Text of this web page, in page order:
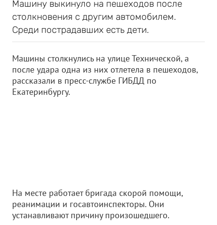
Машину выкинуло на пешеходов после
столкновения с другим автомобилем.
Среди пострадавших есть дети.
Машины столкнулись на улице Технической, а
после удара одна из них отлетела в пешеходов,
рассказали в пресс-службе ГИБДД по
Екатеринбургу.
На месте работает бригада скорой помощи,
реанимации и госавтоинспекторы. Они
устанавливают причину произошедшего.